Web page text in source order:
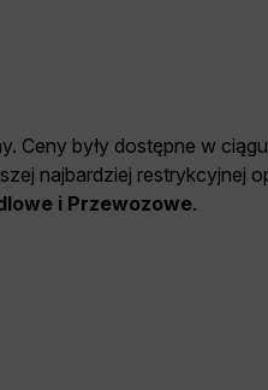
Ceny były dostępne w
najbardziej restrykcyjnej
i Przewozowe.